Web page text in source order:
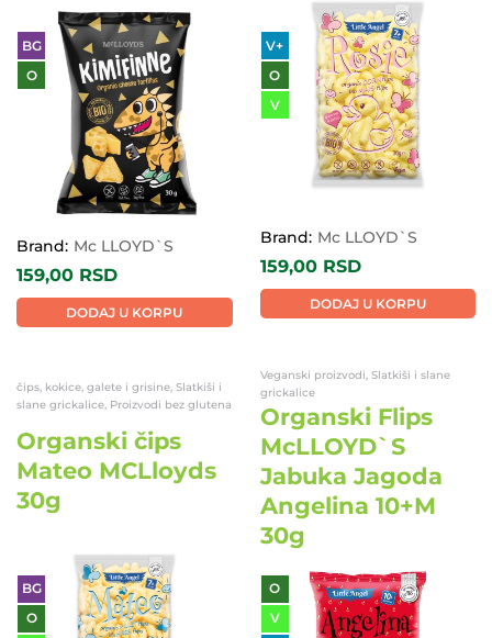
BG
O
Brand: Mc LLOYD`S
159,00 RSD
DODAJ U KORPU
V+
O
V
Brand: Mc LLOYD`S
159,00 RSD
DODAJ U KORPU
čips, kokice, galete i grisine, Slatkiši i
slane grickalice, Proizvodi bez glutena
Organski čips
Mateo MCLloyds
30g
BG
O
Veganski proizvodi, Slatkiši i slane
grickalice
Organski Flips
McLLOYD`S
Jabuka Jagoda
Angelina 10+M
30g
O
V